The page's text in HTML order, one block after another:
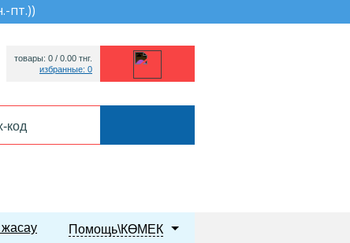
пт.))
товары: 0 / 0.00 тнг.
избранные: 0
Помощь\КӨМЕК